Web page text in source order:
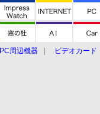
PC周辺機器
ビデオカード